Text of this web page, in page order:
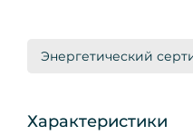
Энергетический
Характеристики